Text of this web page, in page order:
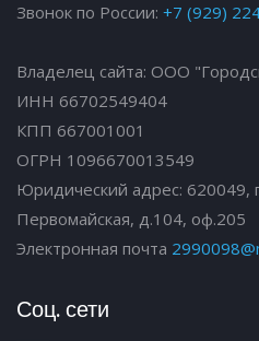
Звонок по России: +7 (929)
Владелец сайта: ООО
ИНН 66702549404
КПП 667001001
ОГРН 1096670013549
Юридический адрес: 620049,
Первомайская, д.104, оф.205
Электронная почта
Соц. сети